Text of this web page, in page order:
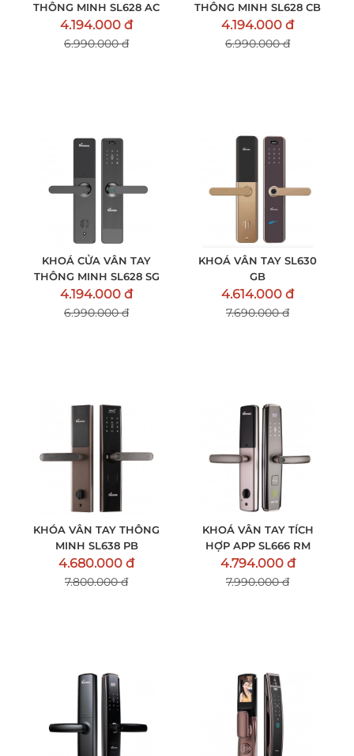
THÔNG MINH SL628 AC
4.194.000 đ
6.990.000 đ
THÔNG MINH SL628 CB
4.194.000 đ
6.990.000 đ
KHOÁ CỬA VÂN TAY
THÔNG MINH SL628 SG
4.194.000 đ
6.990.000 đ
KHOÁ VÂN TAY SL630
GB
4.614.000 đ
7.690.000 đ
KHÓA VÂN TAY THÔNG
MINH SL638 PB
4.680.000 đ
7.800.000 đ
KHOÁ VÂN TAY TÍCH
HỢP APP SL666 RM
4.794.000 đ
7.990.000 đ